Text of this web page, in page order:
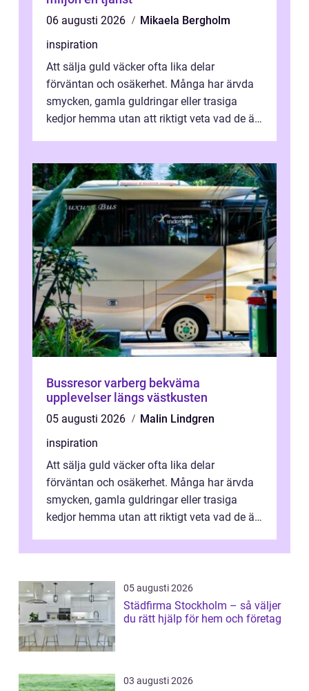
06 augusti 2026
Mikaela Bergholm
inspiration
Att sälja guld väcker ofta lika delar
förväntan och osäkerhet. Många har ärvda
smycken, gamla guldringar eller trasiga
kedjor hemma utan att riktigt veta vad de är
Bussresor varberg bekväma
upplevelser längs västkusten
05 augusti 2026
Malin Lindgren
inspiration
Att sälja guld väcker ofta lika delar
förväntan och osäkerhet. Många har ärvda
smycken, gamla guldringar eller trasiga
kedjor hemma utan att riktigt veta vad de är
05 augusti 2026
Städfirma Stockholm – så väljer
du rätt hjälp för hem och företag
03 augusti 2026